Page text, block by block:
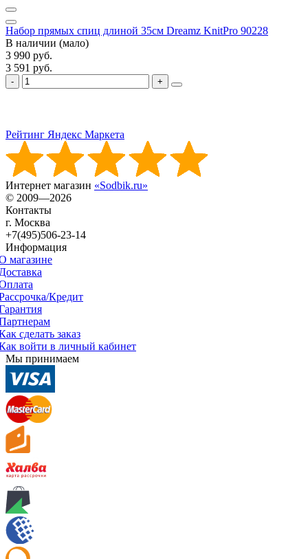
Набор прямых спиц длиной 35см Dreamz KnitPro 90228
В наличии (мало)
3 990 руб.
3 591 руб.
Рейтинг Яндекс Маркета
Интернет магазин «Sodbik.ru»
© 2009—2026
Контакты
г. Москва
+7(495)506-23-14
Информация
магазине
Кредит
сделать заказ
войти в личный кабинет
Мы принимаем